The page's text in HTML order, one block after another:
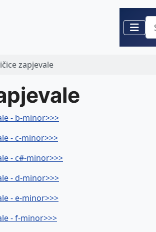
zapjevale
- b-minor>>>
- c-minor>>>
- c#-minor>>>
- d-minor>>>
- e-minor>>>
- f-minor>>>